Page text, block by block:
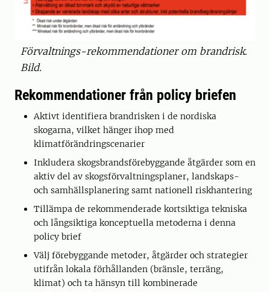
Förvaltnings-rekommendationer om brandrisk.
Bild.
Rekommendationer från policy briefen
Aktivt identifiera brandrisken i de nordiska
skogarna, vilket hänger ihop med
klimatförändringscenarier
Inkludera skogsbrandsförebyggande åtgärder som en
aktiv del av skogsförvaltningsplaner, landskaps-
och samhällsplanering samt nationell riskhantering
Tillämpa de rekommenderade kortsiktiga tekniska
och långsiktiga konceptuella metoderna i denna
policy brief
Välj förebyggande metoder, åtgärder och strategier
utifrån lokala förhållanden (bränsle, terräng,
klimat) och ta hänsyn till kombinerade